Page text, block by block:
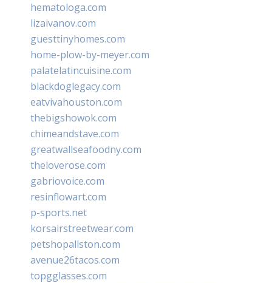
hematologa.com
lizaivanov.com
guesttinyhomes.com
home-plow-by-meyer.com
palatelatincuisine.com
blackdoglegacy.com
eatvivahouston.com
thebigshowok.com
chimeandstave.com
greatwallseafoodny.com
theloverose.com
gabriovoice.com
resinflowart.com
p-sports.net
korsairstreetwear.com
petshopallston.com
avenue26tacos.com
topgglasses.com